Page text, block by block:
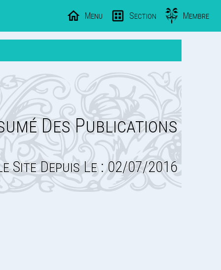
Menu Section Membre
Des Publications
Site Depuis Le : 02/07/2016